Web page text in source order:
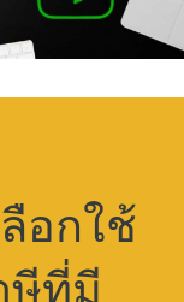
อกใช้
ษีที่มี